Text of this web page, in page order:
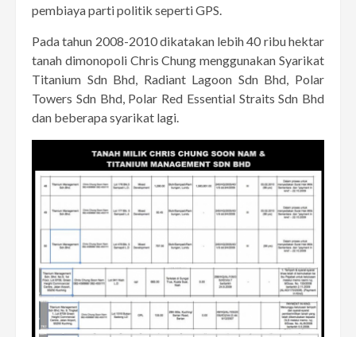
pembiaya parti politik seperti GPS.
Pada tahun 2008-2010 dikatakan lebih 40 ribu hektar
tanah dimonopoli Chris Chung menggunakan Syarikat
Titanium Sdn Bhd, Radiant Lagoon Sdn Bhd, Polar
Towers Sdn Bhd, Polar Red Essential Straits Sdn Bhd
dan beberapa syarikat lagi.